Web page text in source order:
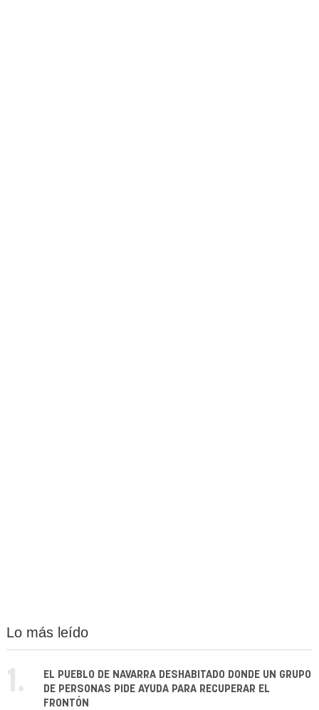
Lo más leído
1.
EL PUEBLO DE NAVARRA DESHABITADO DONDE UN GRUPO
DE PERSONAS PIDE AYUDA PARA RECUPERAR EL
FRONTÓN